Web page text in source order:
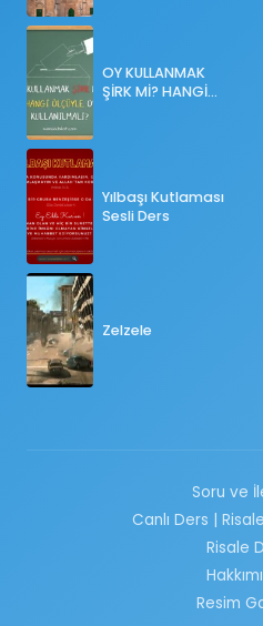
OY KULLANMAK
ŞİRK Mİ? HANGİ
Yılbaşı Kutlaması
Sesli Ders
Zelzele
Soru ve
Canlı Ders |
Risale
Resim